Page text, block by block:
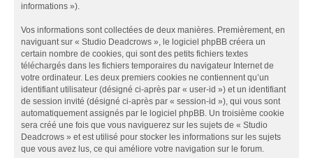
informations »).
Vos informations sont collectées de deux manières. Premièrement, en
naviguant sur « Studio Deadcrows », le logiciel phpBB créera un
certain nombre de cookies, qui sont des petits fichiers textes
téléchargés dans les fichiers temporaires du navigateur Internet de
votre ordinateur. Les deux premiers cookies ne contiennent qu’un
identifiant utilisateur (désigné ci-après par « user-id ») et un identifiant
de session invité (désigné ci-après par « session-id »), qui vous sont
automatiquement assignés par le logiciel phpBB. Un troisième cookie
sera créé une fois que vous naviguerez sur les sujets de « Studio
Deadcrows » et est utilisé pour stocker les informations sur les sujets
que vous avez lus, ce qui améliore votre navigation sur le forum.